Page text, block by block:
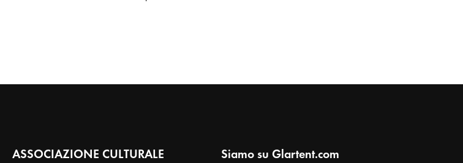
ASSOCIAZIONE CULTURALE
Siamo su Glartent.com